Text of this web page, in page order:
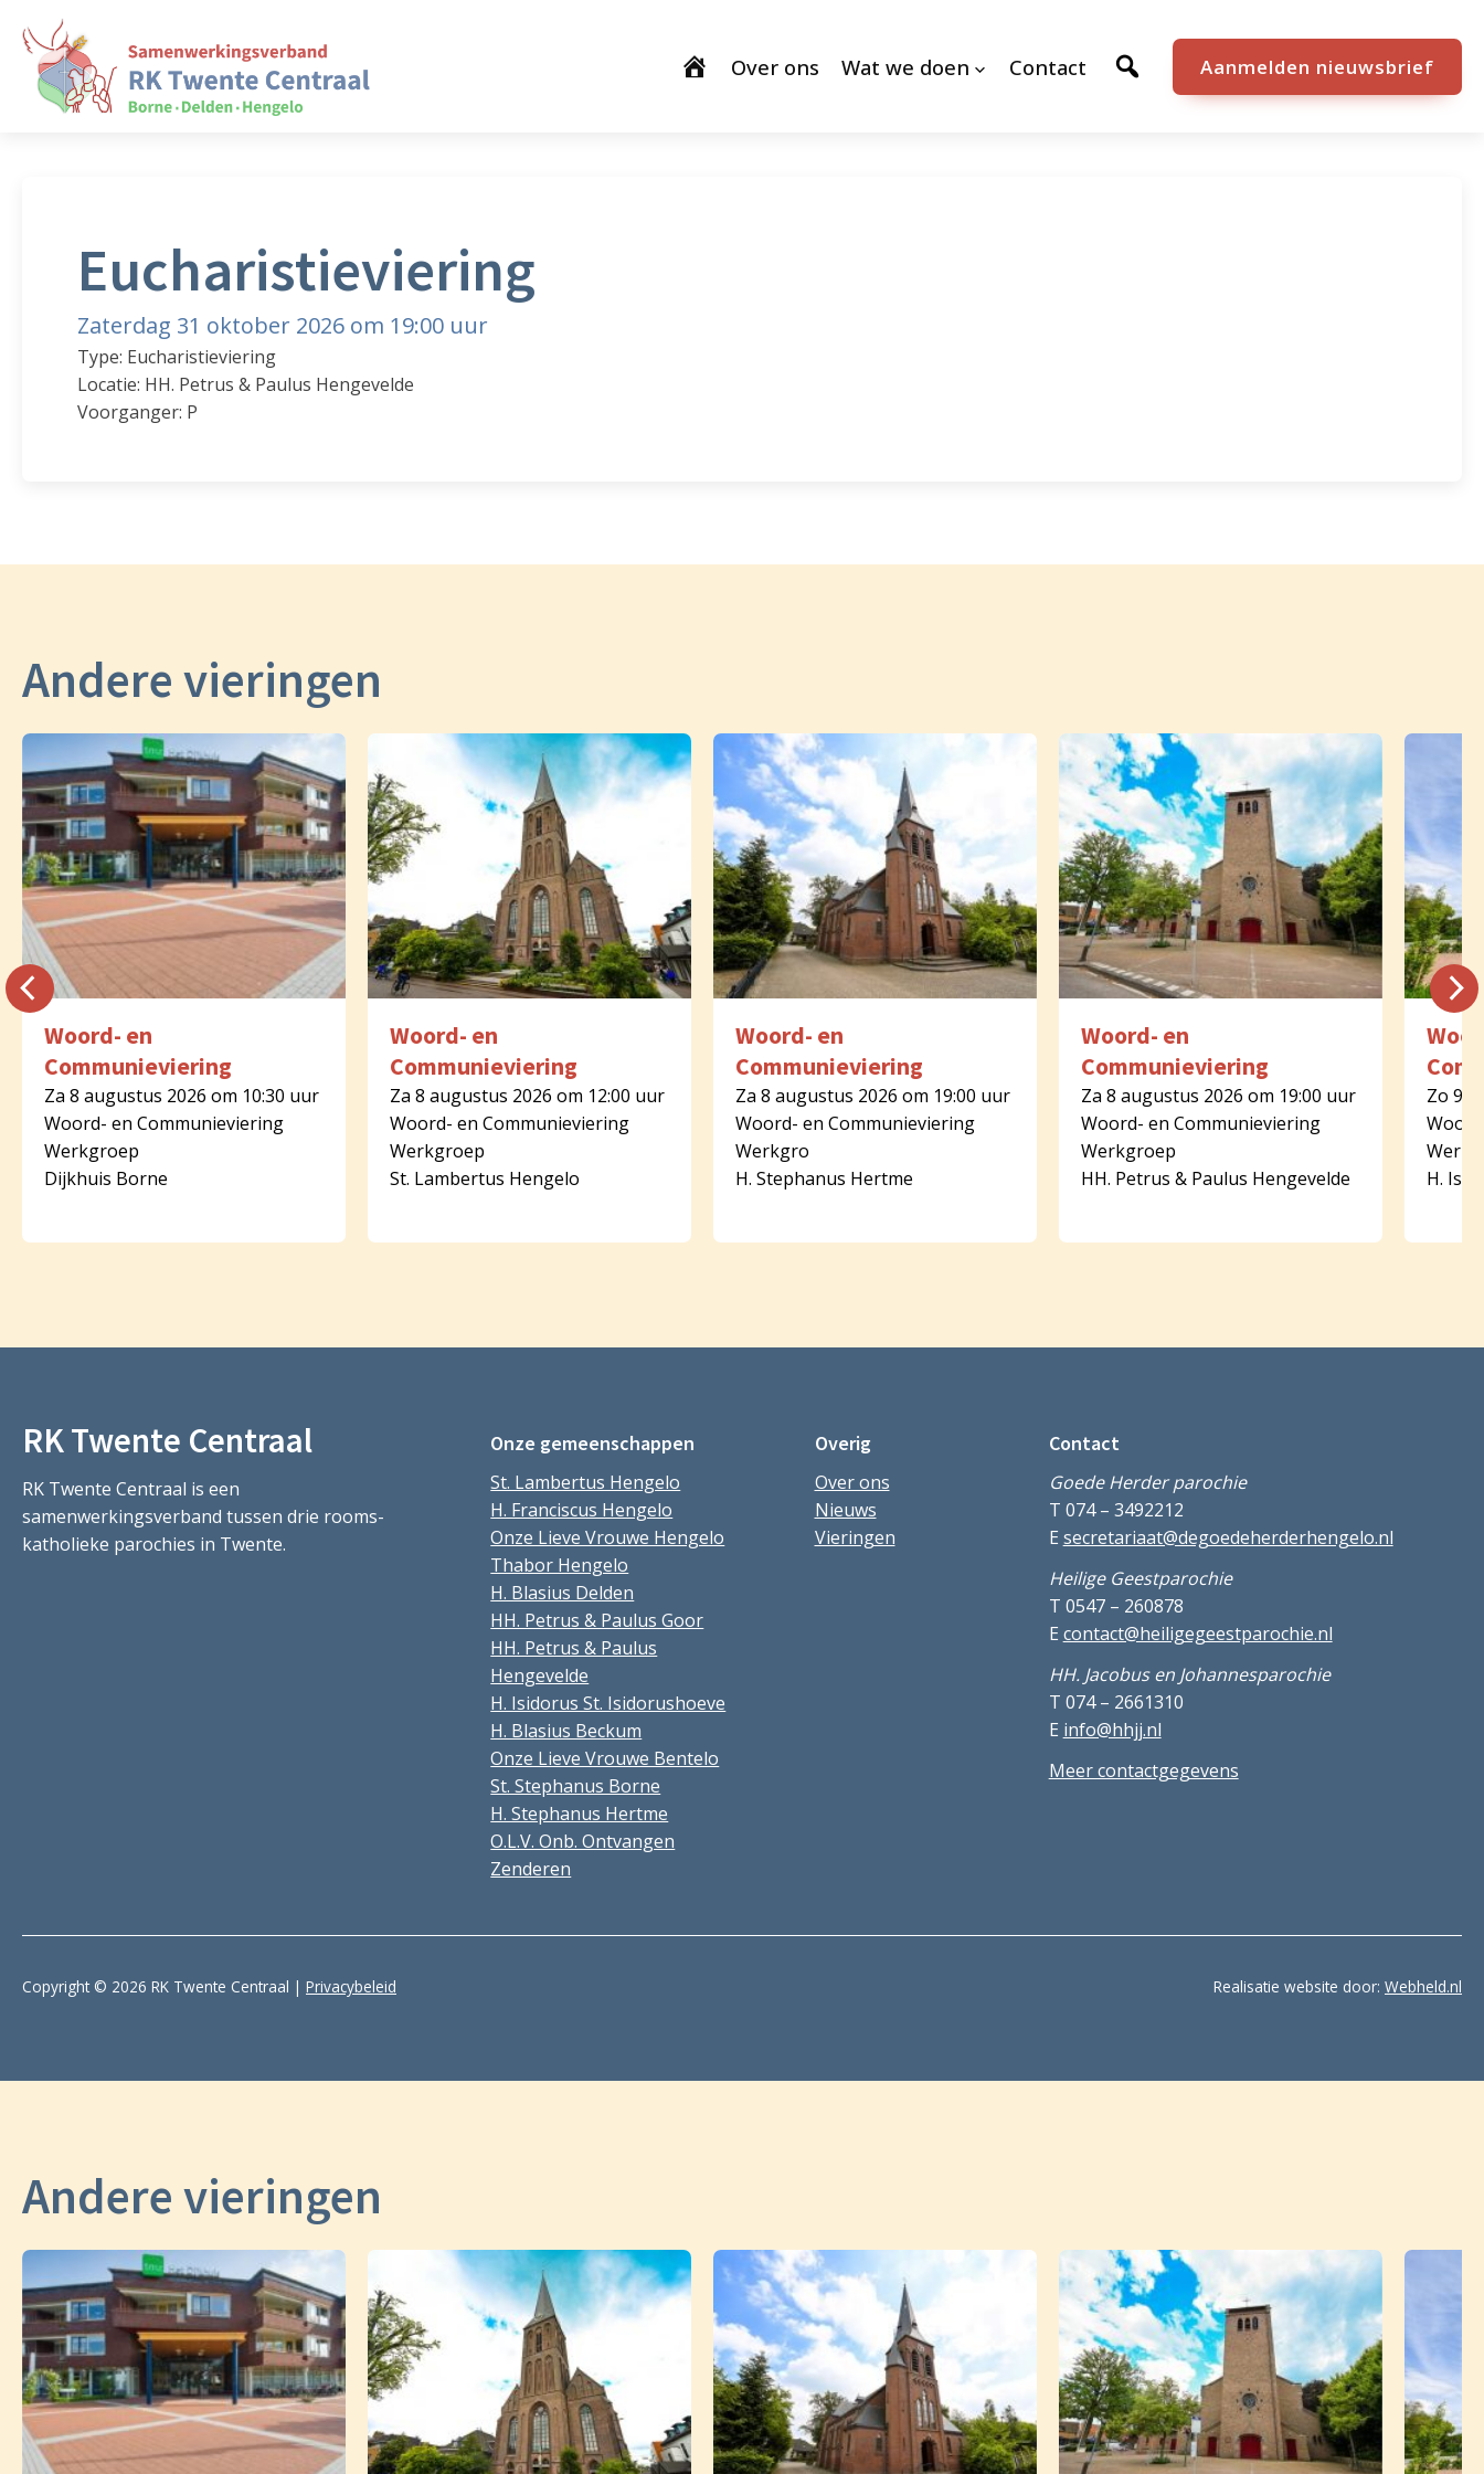
Over ons Wat we doen Contact Aanmelden nieuwsbrief
Eucharistieviering
Zaterdag 31 oktober 2026 om 19:00 uur
Type: Eucharistieviering
Locatie: HH. Petrus & Paulus Hengevelde
Voorganger: P
Andere vieringen
Woord- en
Communieviering
Za 8 augustus 2026 om 10:30 uur
Woord- en Communieviering
Werkgroep
Dijkhuis Borne
Woord- en
Communieviering
Za 8 augustus 2026 om 12:00 uur
Woord- en Communieviering
Werkgroep
St. Lambertus Hengelo
Woord- en
Communieviering
Za 8 augustus 2026 om 19:00 uur
Woord- en Communieviering
Werkgro
H. Stephanus Hertme
Woord- en
Communieviering
Za 8 augustus 2026 om 19:00 uur
Woord- en Communieviering
Werkgroep
HH. Petrus & Paulus Hengevelde
Zo 9
H.
RK Twente Centraal
RK Twente Centraal is een
samenwerkingsverband tussen drie rooms-
katholieke parochies in Twente.
Onze gemeenschappen
St. Lambertus Hengelo
H. Franciscus Hengelo
Onze Lieve Vrouwe Hengelo
Thabor Hengelo
H. Blasius Delden
HH. Petrus & Paulus Goor
HH. Petrus & Paulus
Hengevelde
H. Isidorus St. Isidorushoeve
H. Blasius Beckum
Onze Lieve Vrouwe Bentelo
St. Stephanus Borne
H. Stephanus Hertme
O.L.V. Onb. Ontvangen
Zenderen
Overig
Over ons
Nieuws
Vieringen
Contact
Goede Herder parochie
T 074 – 3492212
E secretariaat@degoedeherderhengelo.nl
Heilige Geestparochie
T 0547 – 260878
E contact@heiligegeestparochie.nl
HH. Jacobus en Johannesparochie
T 074 – 2661310
E info@hhjj.nl
Meer contactgegevens
Copyright © 2026 RK Twente Centraal | Privacybeleid Realisatie website door: Webheld.nl
Andere vieringen